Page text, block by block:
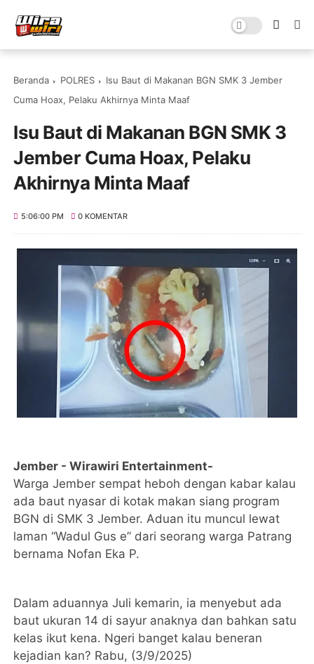
Beranda POLRES
Isu Baut di Makanan BGN SMK 3 Jember
Cuma Hoax, Pelaku Akhirnya Minta Maaf
Isu Baut di Makanan BGN SMK 3
Jember Cuma Hoax, Pelaku
Akhirnya Minta Maaf
5:06:00 PM 0 KOMENTAR
Jember - Wirawiri Entertainment-
Warga Jember sempat heboh dengan kabar kalau
ada baut nyasar di kotak makan siang program
BGN di SMK 3 Jember. Aduan itu muncul lewat
laman “Wadul Gus e” dari seorang warga Patrang
bernama Nofan Eka P.
Dalam aduannya Juli kemarin, ia menyebut ada
baut ukuran 14 di sayur anaknya dan bahkan satu
kelas ikut kena. Ngeri banget kalau beneran
kejadian kan? Rabu, (3/9/2025)